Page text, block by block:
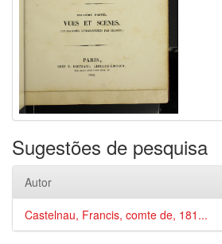
Sugestões de pesquisa
Autor
Castelnau, Francis, comte de, 181...